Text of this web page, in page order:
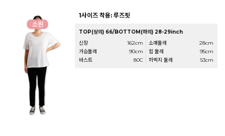
1사이즈 착용: 루즈핏
TOP(상의) 66/BOTTOM(하의) 28-29inch
신장
162cm
가슴둘레
90cm
바스트
80C
소매둘레
28cm
힙 둘레
95cm
허벅지 둘레
53cm